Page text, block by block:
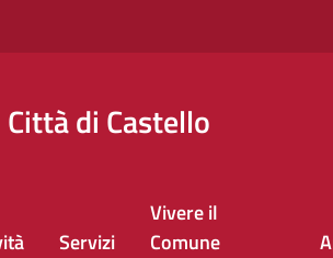
di Castello
Servizi
Vivere il
Comune